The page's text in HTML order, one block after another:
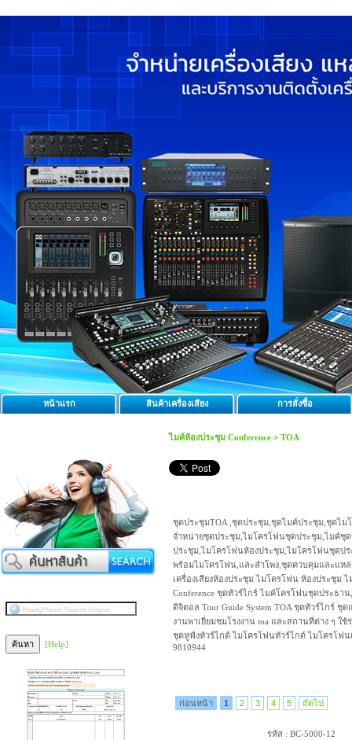
หน้าแรก สินค้าเครื่องเสียง การสั่งซื้อ
[Help]
ไมค์ห้องประชุม Conference > TOA
ชุดประชุมTOA ,ชุดประชุม,ชุดไมค์ประชุม,ชุดไ
จำหน่ายชุดประชุม,ไมโครโฟนชุดประชุม,ไมค์ชุดป
ประชุม,ไมโครโฟนห้องประชุม,ไมโครโฟนชุดป
พร้อมไมโครโฟน,และลำโพง,ชุดควบคุมและแห
เครื่องเสียงห้องประชุม ไมโครโฟน ห้องประชุ
Conference ชุดทัวร์ไกร์ ไมค์โครโฟนชุดประธ
ดิจิตอล Tour Guide System TOA ชุดทัวร์ไกร์
งานพาเยี่ยมชมโรงงาน toa และสถานที่ต่าง ๆ ใ
ชุดหูฟังทัวร์ไกด์ ไมโครโฟนทัวร์ไกด์ ไมโครโฟน
9810944
ก่อนหน้า 1 2 3 4 5 ถัดไป
รหัส : BC-5000-12